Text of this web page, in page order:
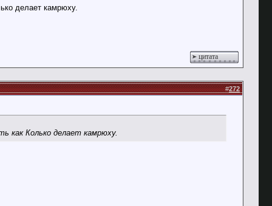
делает камрюху.
цитата
#272
как Колько делает камрюху.